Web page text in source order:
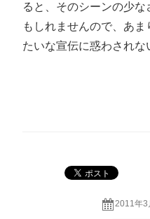
ると、そのシーンの少
もしれませんので、あ
たいな宣伝に惑わされな
2011年3